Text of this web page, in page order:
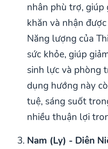
nhân phù trợ, giúp
khăn và nhận
Năng lượng của
sức khỏe, giúp
sinh lực và phòng
dụng hướng này
tuệ, sáng suốt
nhiều thuận lợi
Nam (Ly) - Diên